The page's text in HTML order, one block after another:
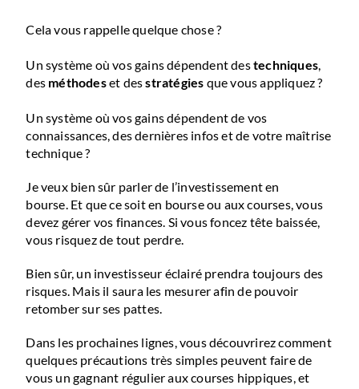
Cela vous rappelle quelque chose ?
Un système où vos gains dépendent destechniques
des méthodeset desstratégies que vous appliquez ?
Un système où vos gains dépendent de vos
connaissances, des dernières infos et de votre maîtrise
technique ?
Je veux bien sûr parler de l’investissement en
bourse. Et que ce soit en bourse ou aux courses, vous
devez gérer vos finances Si vous foncez tête baissée,
vous risquez de tout perdre.
Bien sûr, un investisseur éclairé prendra toujours des
risques. Mais il saura les mesurer afin de pouvoir
retomber sur ses pattes.
Dans les prochaines lignes, vous découvrirez comment
quelques précautions très simples peuvent faire de
vous un gagnant régulier aux courses hippiques, et